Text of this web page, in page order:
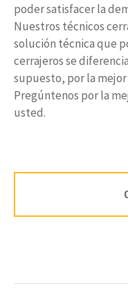
poder satisfacer la
Nuestros técnicos
solución técnica que
cerrajeros se
supuesto, por la
Pregúntenos por la
usted.